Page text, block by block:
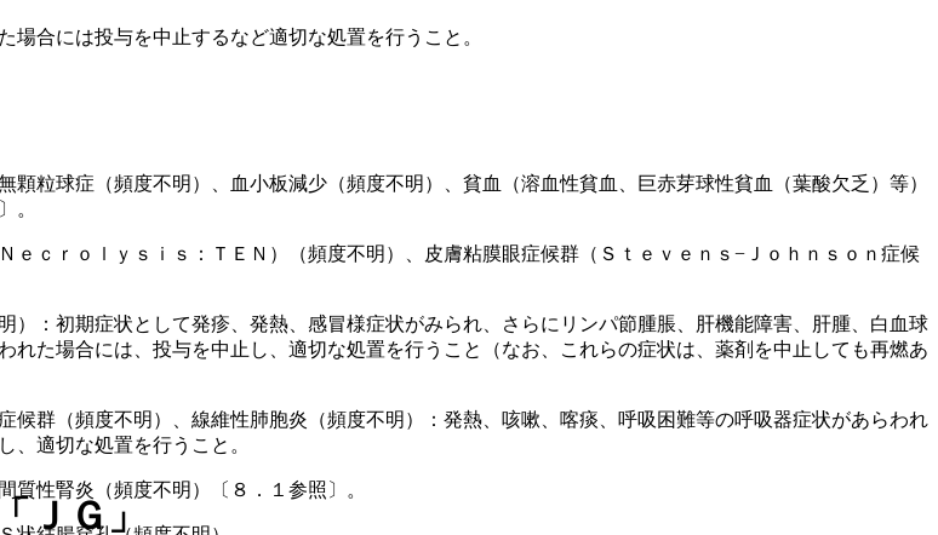
合には投与を中止するなど適切な処置を行うこと。
粒球症（頻度不明）、血小板減少（頻度不明）、貧血（溶血性貧血、巨赤芽球性貧血（葉酸欠乏）等）
。
ｒｏｌｙｓｉｓ：ＴＥＮ）（頻度不明）、皮膚粘膜眼症候群（Ｓｔｅｖｅｎｓ−Ｊｏｈｎｓｏｎ症候
：初期症状として発疹、発熱、感冒様症状がみられ、さらにリンパ節腫脹、肝機能障害、肝腫、白血球
た場合には、投与を中止し、適切な処置を行うこと（なお、これらの症状は、薬剤を中止しても再燃あ
群（頻度不明）、線維性肺胞炎（頻度不明）：発熱、咳嗽、喀痰、呼吸困難等の呼吸器症状があらわれ
、適切な処置を行うこと。
性腎炎（頻度不明）〔８．１参照〕。
ＪＧ」